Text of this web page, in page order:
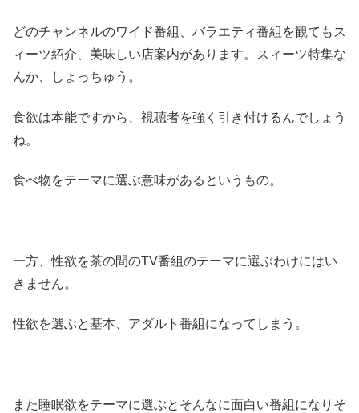
どのチャンネルのワイド番組、バラエティ番組を観てもス
ィーツ紹介、美味しい店案内があります。スィーツ特集な
んか、しょっちゅう。
食欲は本能ですから、視聴者を強く引き付けるんでしょう
ね。
食べ物をテーマに選ぶ意味があるというもの。
一方、性欲を茶の間のTV番組のテーマに選ぶわけにはい
きません。
性欲を選ぶと基本、アダルト番組になってしまう。
また睡眠欲をテーマに選ぶとそんなに面白い番組になりそ